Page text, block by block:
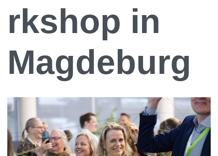
rkshop in
Magdeburg